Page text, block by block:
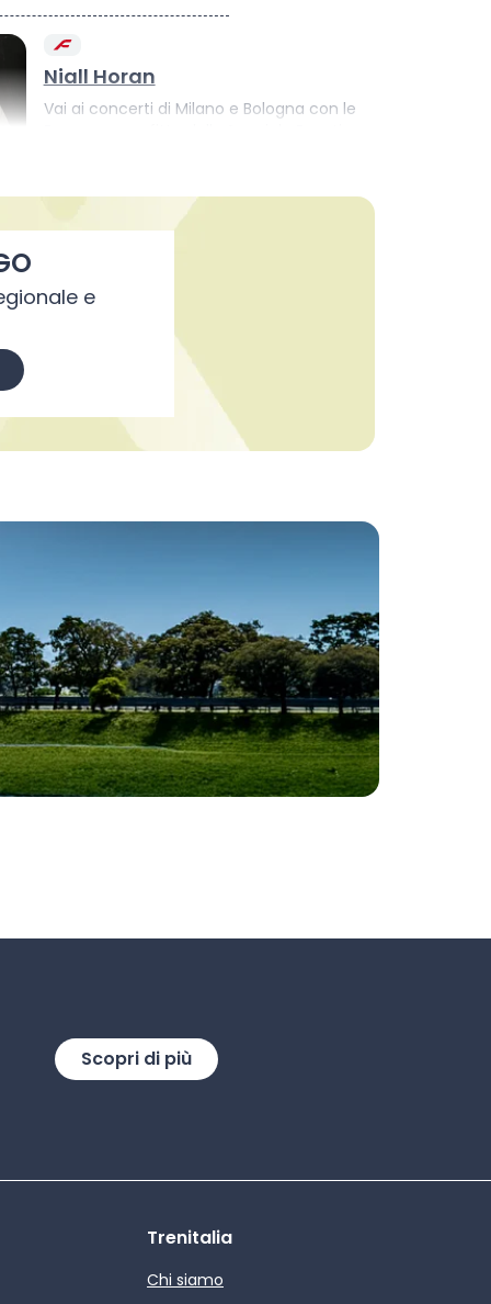
Niall Horan
Vai ai concerti di Milano e Bologna con le
vaporetto
per Venezia, anche il voucher per il
trasporto in bus e vaporetto su questo
e
Scopri di più
Trenitalia
Chi siamo